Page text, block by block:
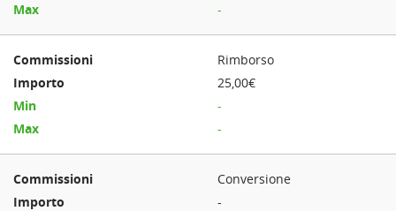
-
Rimborso
25,00€
-
-
Conversione
-